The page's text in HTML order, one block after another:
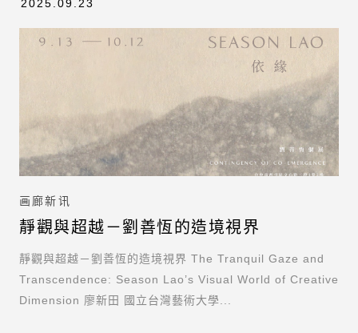
2025.09.23
画廊新讯
靜觀與超越－劉善恆的造境視界
靜觀與超越－劉善恆的造境視界 The Tranquil Gaze and
Transcendence: Season Lao’s Visual World of Creative
Dimension 廖新田 國立台灣藝術大學...